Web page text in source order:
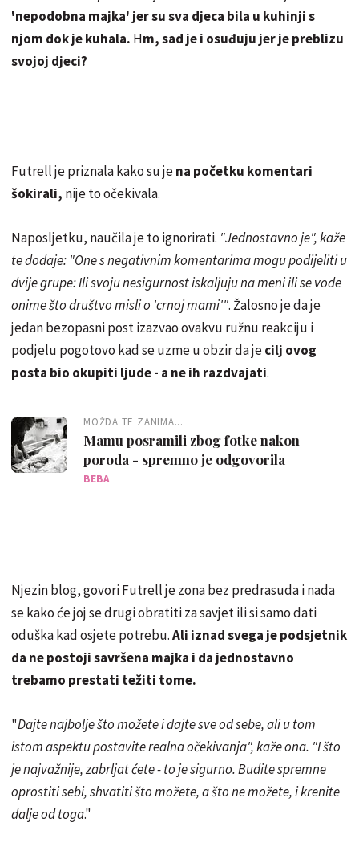
'nepodobna majka' jer su sva djeca bila u kuhinji s
njom dok je kuhala. Hm, sad je i osuđuju jer je preblizu
svojoj djeci?
Futrell je priznala kako su jena početku komentari
šokirali, nije to očekivala.
Naposljetku, naučila je to ignorirati. "Jednostavno je", kaže
te dodaje: "One s negativnim komentarima mogu podijeliti u
dvije grupe: Ili svoju nesigurnost iskaljuju na meni ili se vode
onime što društvo misli o 'crnoj mami'". Žalosno je da je
jedan bezopasni post izazvao ovakvu ružnu reakciju i
podjelu pogotovo kad se uzme u obzir da jecilj ovog
posta bio okupiti ljude - a ne ih razdvajati.
MOŽDA TE ZANIMA...
Mamu posramili zbog fotke nakon
poroda - spremno je odgovorila
BEBA
Njezin blog, govori Futrell je zona bez predrasuda i nada
se kako će joj se drugi obratiti za savjet ili si samo dati
oduška kad osjete potrebu.Ali iznad svega je podsjetnik
da ne postoji savršena majka i da jednostavno
trebamo prestati težiti tome.
"Dajte najbolje što možete i dajte sve od sebe, ali u tom
istom aspektu postavite realna očekivanja", kaže ona. "I što
je najvažnije, zabrljat ćete - to je sigurno. Budite spremne
oprostiti sebi, shvatiti što možete, a što ne možete, i krenite
dalje od toga."